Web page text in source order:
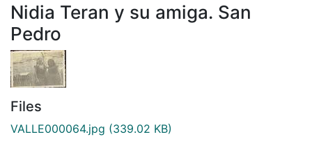
Nidia Teran y su amiga. San
Pedro
Files
VALLE000064.jpg (339.02 KB)